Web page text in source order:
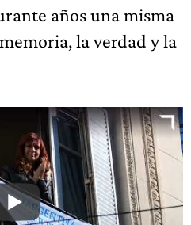
años una misma
la verdad y la